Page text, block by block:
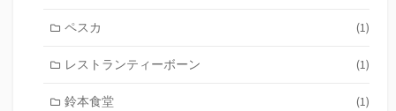
ペスカ (1)
レストランティーボーン (1)
鈴本食堂 (1)